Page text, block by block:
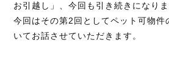
お見積り無料
お気軽にお問い合わせ
お引越し」、今回も引き続きになりま
今回はその第2回としてペット可物件
いてお話させていただきます。